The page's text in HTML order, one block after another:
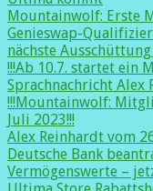
Mountainwolf: Erste
Genieswap-
nächste
!!!Ab 10.7. startet ein
Sprachnachricht Alex
!!!Mountainwolf:
Juli 2023!!!
Alex Reinhardt vom
Deutsche Bank
Vermögenswerte –